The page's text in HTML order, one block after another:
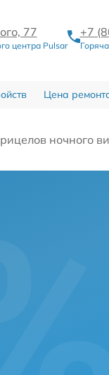
77
центра Pulsar
+7
Цена
ночного